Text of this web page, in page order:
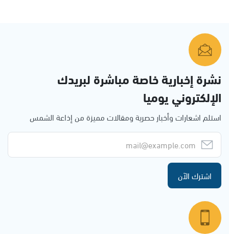
نشرة إخبارية خاصة مباشرة لبريدك
الإلكتروني يوميا
استلم اشعارات وأخبار حصرية ومقالات مميزة من إذاعة الشمس
اشترك الآن